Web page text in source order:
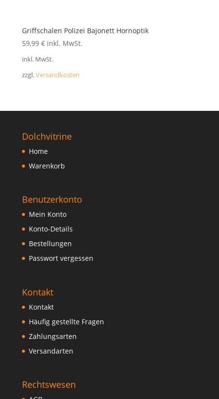
Griffschalen Polizei Bajonett Hornoptik
59,99 € inkl. MwSt.
inkl. MwSt.
zzgl.Versandkosten
Dolchvitrine
Home
Warenkorb
Benutzerkonto
Mein Konto
Konto-Details
Bestellungen
Passwort vergessen
Kontakt
Kontakt
Häufig gestellte Fragen
Zahlungsarten
Versandarten
Rechtswesen